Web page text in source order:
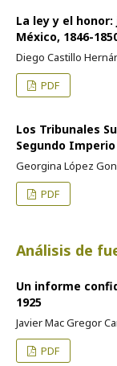
La ley y el
México, 1846-
Diego Castillo
PDF
Los Tribunales
Segundo Imperio
Georgina López
PDF
Análisis de
Un informe
1925
Javier Mac Gregor
PDF